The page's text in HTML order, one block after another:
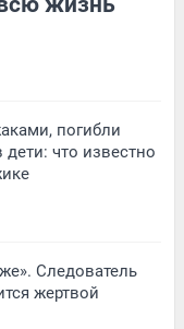
погибли
что известно
Следователь
жертвой